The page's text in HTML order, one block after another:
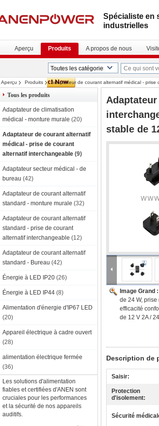
Spécialiste en
industrielles
Aperçu Produits A propos de nous
Aperçu Produits Adaptateur de courant alternatif médical - prise
interchangeable, haute efficacité conforme à la norme
Tous les produits
Adaptateur de climatisation
médical - monture murale (20)
Adaptateur de courant alternatif
médical - prise de courant
alternatif interchangeable (9)
Adaptateur secteur médical - de
bureau (42)
Adaptateur de courant alternatif
standard - monture murale (32)
Adaptateur de courant alternatif
standard - prise de courant
alternatif interchangeable (12)
Adaptateur de courant alternatif
standard - Bureau (42)
Énergie à LED IP20 (26)
Énergie à LED IP44 (8)
Alimentation d'énergie d'IP67 LED
(20)
Appareil électrique à cadre ouvert
(28)
alimentation électrique fermée
(36)
Les solutions d'alimentation
fiables et certifiées d'ANEN sont
cruciales pour les performances
et la sécurité de nos appareils
auditifs.
stable de
Image Grand :
de 24 W,
efficacité
de 12 V 2A /
Description de
Saisir:
Protection
d'isolement:
Sécurité